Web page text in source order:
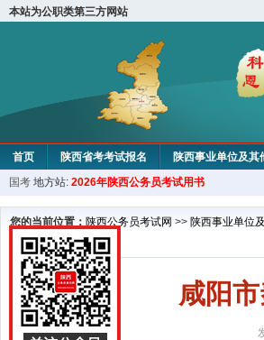
本站为公职类第三方网站
首页 陕西省考考试报名 陕西事业单位及其
国考 地方站: 2026年陕西公务员考试用书
您的当前位置： 陕西公务员考试网 >> 陕西事业单位
咸阳